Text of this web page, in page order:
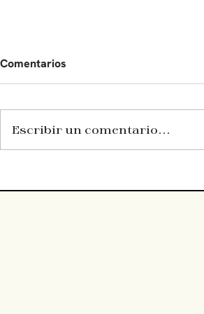
vorágine de la "guerra
Comentarios
Escribir un comentario...